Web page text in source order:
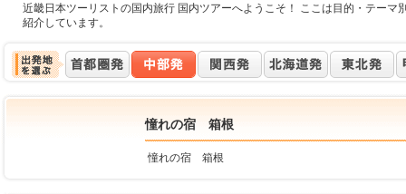
近畿日本ツーリストの国内旅行 国内ツアーへようこそ！ ここは目的・テー
紹介しています。
憧れの宿 箱根
憧れの宿 箱根